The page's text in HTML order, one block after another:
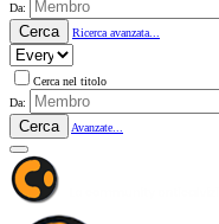
Da:
Cerca Ricerca avanzata...
Cerca nel titolo
Da:
Cerca Avanzate...